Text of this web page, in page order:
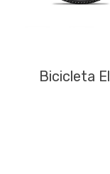
Bicicleta